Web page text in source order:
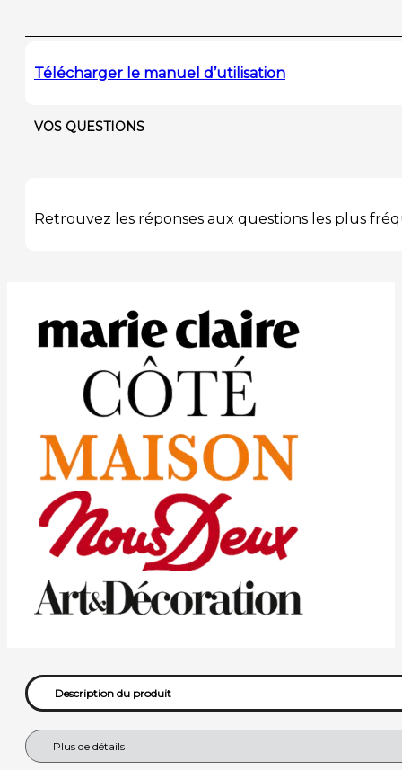
Télécharger le manuel d’utilisation
VOS QUESTIONS
Retrouvez les réponses aux questions les plus
Description du produit
Plus de détails